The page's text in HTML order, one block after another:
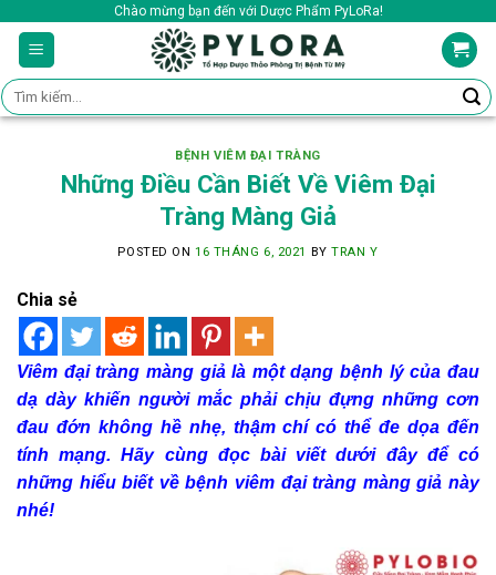
content
Chào mừng bạn đến với Dược Phẩm PyLoRa!
Tìm
kiếm:
BỆNH VIÊM ĐẠI TRÀNG
Những Điều Cần Biết Về Viêm Đại
Tràng Màng Giả
POSTED ON 16 THÁNG 6, 2021 BYTRAN Y
Chia sẻ
Viêm đại tràng màng giả là một dạng bệnh lý của đau
dạ dày khiến người mắc phải chịu đựng những cơn
đau đớn không hề nhẹ, thậm chí có thể đe dọa đến
tính mạng. Hãy cùng đọc bài viết dưới đây để có
những hiểu biết về bệnh viêm đại tràng màng giả này
nhé!